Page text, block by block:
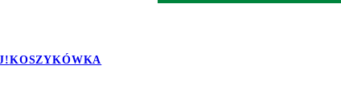
KOSZYKÓWKA